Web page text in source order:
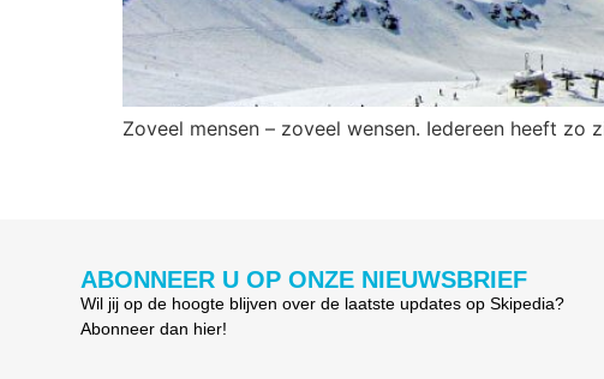
Zoveel mensen – zoveel wensen. Iedereen heeft
ABONNEER U OP ONZE NIEUWSBRIEF
Wil jij op de hoogte blijven over de laatste updates op Skipedia?
Abonneer dan hier!